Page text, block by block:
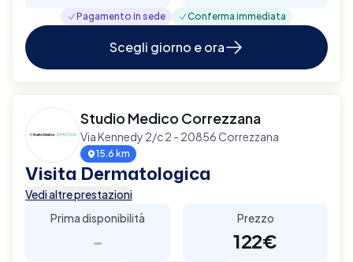
Pagamento in sede Conferma immediata
Scegli giorno e ora
Studio Medico Correzzana
Via Kennedy 2/c 2 - 20856 Correzzana
15.6 km
Visita Dermatologica
Vedi altre prestazioni
Prima disponibilità
-
Prezzo
122€